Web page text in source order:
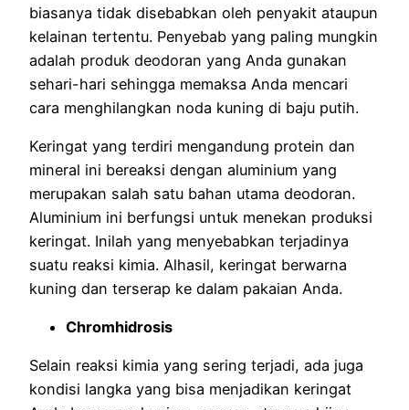
biasanya tidak disebabkan oleh penyakit ataupun
kelainan tertentu. Penyebab yang paling mungkin
adalah produk deodoran yang Anda gunakan
sehari-hari sehingga memaksa Anda mencari
cara menghilangkan noda kuning di baju putih.
Keringat yang terdiri mengandung protein dan
mineral ini bereaksi dengan aluminium yang
merupakan salah satu bahan utama deodoran.
Aluminium ini berfungsi untuk menekan produksi
keringat. Inilah yang menyebabkan terjadinya
suatu reaksi kimia. Alhasil, keringat berwarna
kuning dan terserap ke dalam pakaian Anda.
Chromhidrosis
Selain reaksi kimia yang sering terjadi, ada juga
kondisi langka yang bisa menjadikan keringat